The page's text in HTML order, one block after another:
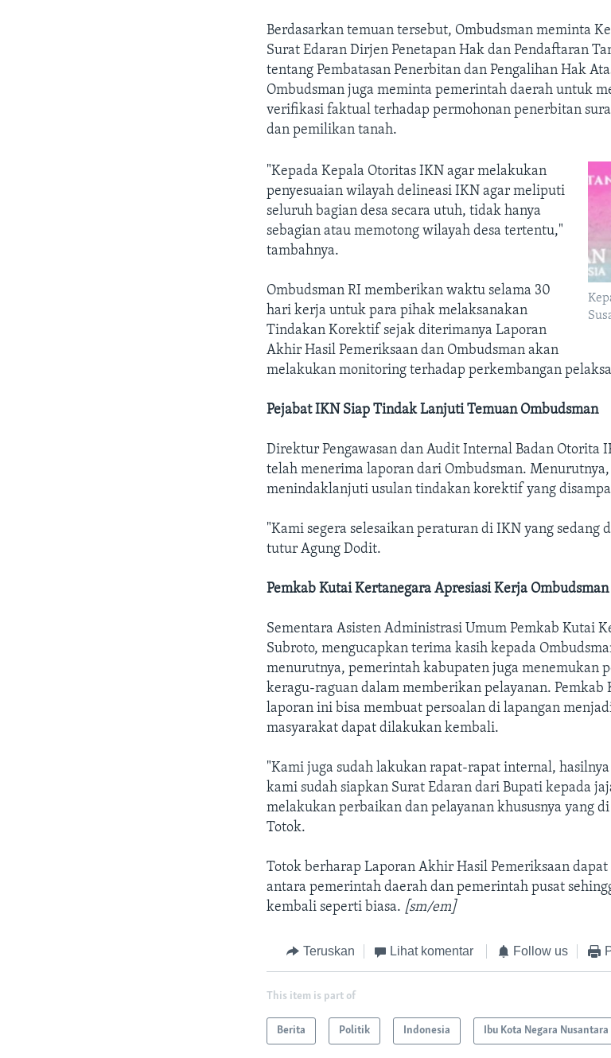
Berdasarkan temuan tersebut, Ombudsman meminta
Surat Edaran Dirjen Penetapan Hak dan Pendaftaran
tentang Pembatasan Penerbitan dan Pengalihan Hak
Ombudsman juga meminta pemerintah daerah untuk
verifikasi faktual terhadap permohonan penerbitan
dan pemilikan tanah.
"Kepada Kepala Otoritas IKN agar melakukan
penyesuaian wilayah delineasi IKN agar meliputi
seluruh bagian desa secara utuh, tidak hanya
sebagian atau memotong wilayah desa tertentu,"
tambahnya.
Ombudsman RI memberikan waktu selama 30
hari kerja untuk para pihak melaksanakan
Tindakan Korektif sejak diterimanya Laporan
Akhir Hasil Pemeriksaan dan Ombudsman akan
melakukan monitoring terhadap perkembangan
Pejabat IKN Siap Tindak Lanjuti Temuan Ombudsman
Direktur Pengawasan dan Audit Internal Badan Otorita
telah menerima laporan dari Ombudsman.
menindaklanjuti usulan tindakan korektif yang
"Kami segera selesaikan peraturan di IKN yang sedang
tutur Agung Dodit.
Pemkab Kutai Kertanegara Apresiasi Kerja Ombudsman
Sementara Asisten Administrasi Umum Pemkab Kutai
Subroto, mengucapkan terima kasih kepada
menurutnya, pemerintah kabupaten juga menemukan
keragu-raguan dalam memberikan pelayanan. Pemkab
laporan ini bisa membuat persoalan di lapangan
masyarakat dapat dilakukan kembali.
"Kami juga sudah lakukan rapat-rapat internal,
kami sudah siapkan Surat Edaran dari Bupati kepada
melakukan perbaikan dan pelayanan khususnya yang
Totok.
Totok berharap Laporan Akhir Hasil Pemeriksaan
antara pemerintah daerah dan pemerintah pusat
kembali seperti biasa. [sm/em]
Teruskan Lihat komentar Follow us
This item is part of
Berita Politik Indonesia Ibu Kota Negara Nusantara